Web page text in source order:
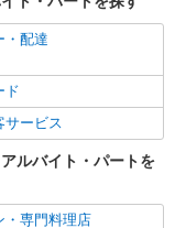
・配達
ド
サービス
ルバイト・パートを
・専門料理店